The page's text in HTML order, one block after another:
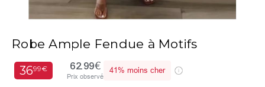
Robe Ample Fendue à Motifs
3699€ 62.99€
Prix observé
41% moins cher